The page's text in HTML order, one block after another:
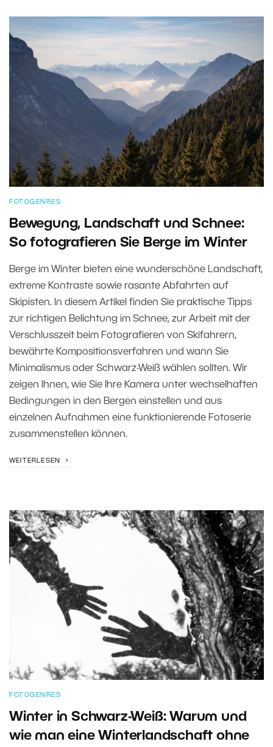
FOTOGENRES
Bewegung, Landschaft und Schnee:
So fotografieren Sie Berge im Winter
Berge im Winter bieten eine wunderschöne Landschaft,
extreme Kontraste sowie rasante Abfahrten auf
Skipisten. In diesem Artikel finden Sie praktische Tipps
zur richtigen Belichtung im Schnee, zur Arbeit mit der
Verschlusszeit beim Fotografieren von Skifahrern,
bewährte Kompositionsverfahren und wann Sie
Minimalismus oder Schwarz-Weiß wählen sollten. Wir
zeigen Ihnen, wie Sie Ihre Kamera unter wechselhaften
Bedingungen in den Bergen einstellen und aus
einzelnen Aufnahmen eine funktionierende Fotoserie
zusammenstellen können.
WEITERLESEN
FOTOGENRES
Winter in Schwarz-Weiß: Warum und
wie man eine Winterlandschaft ohne